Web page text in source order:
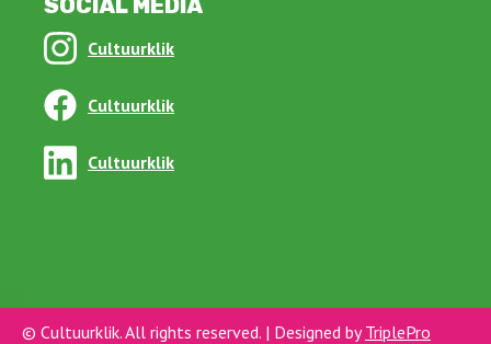
SOCIAL MEDIA
Cultuurklik
Cultuurklik
Cultuurklik
© Cultuurklik. All rights reserved. | Designed byTriplePro